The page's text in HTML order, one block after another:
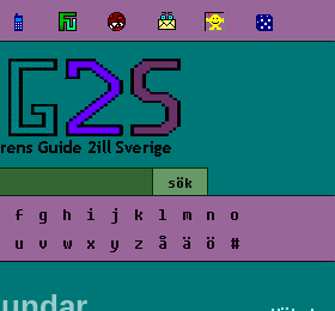
f g h i j k l m n
o
u v w x y z å ä ö #